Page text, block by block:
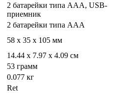
2 батарейки типа AAA, USB-
приемник
2 батарейки типа AAA
58 x 35 x 105 мм
14.44 x 7.97 x 4.09 см
53 грамм
0.077 кг
Ret